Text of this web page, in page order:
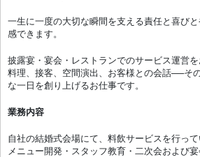
一生に一度の大切な瞬間を支える責任と喜び
感できます。
披露宴・宴会・レストランでのサービス運営を
料理、接客、空間演出、お客様との会話──そ
な一日を創り上げるお仕事です。
業務内容
自社の結婚式会場にて、料飲サービスを行って
メニュー開発・スタッフ教育・二次会および